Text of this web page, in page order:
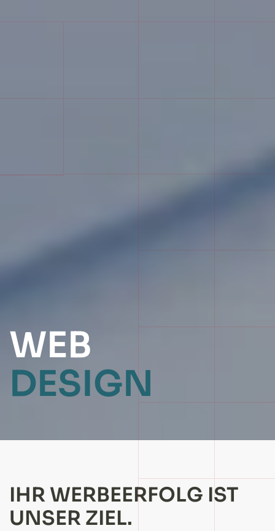
WEB
DESIGN
IHR WERBEERFOLG IST
UNSER ZIEL.